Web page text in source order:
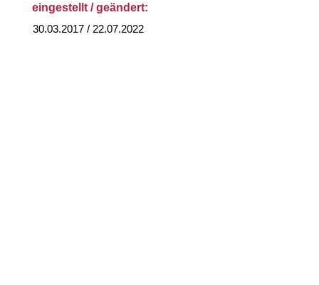
eingestellt / geändert:
30.03.2017 / 22.07.2022